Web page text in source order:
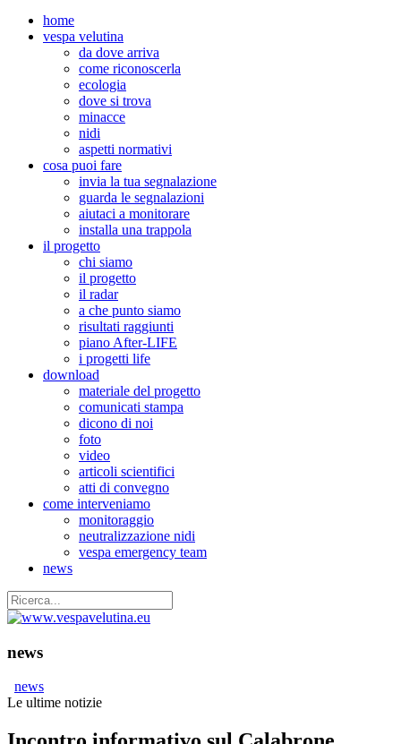
home
vespa velutina
da dove arriva
come riconoscerla
ecologia
dove si trova
minacce
nidi
aspetti normativi
cosa puoi fare
invia la tua segnalazione
guarda le segnalazioni
aiutaci a monitorare
installa una trappola
il progetto
chi siamo
il progetto
il radar
a che punto siamo
risultati raggiunti
piano After-LIFE
i progetti life
download
materiale del progetto
comunicati stampa
dicono di noi
foto
video
articoli scientifici
atti di convegno
come interveniamo
monitoraggio
neutralizzazione nidi
vespa emergency team
news
news
news
Le ultime notizie